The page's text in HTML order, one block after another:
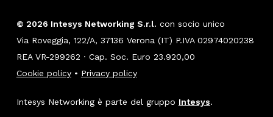
© 2026 Intesys Networking S.r.l. con socio unico
Via Roveggia, 122/A, 37136 Verona (IT) P.IVA 02974020238
REA VR-299262 · Cap. Soc. Euro 23.920,00
Cookie policy• Privacy policy
Intesys Networking è parte del gruppo Intesys.